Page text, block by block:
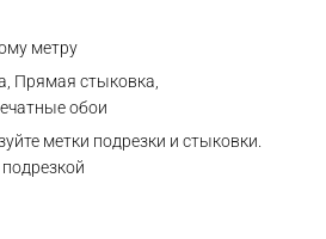
метру
Прямая стыковка,
обои
метки подрезки и стыковки.